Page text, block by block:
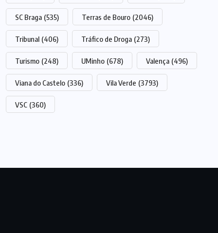
SC Braga (535) Terras de Bouro (2046)
Tribunal (406) Tráfico de Droga (273)
Turismo (248) UMinho (678) Valença (496)
Viana do Castelo (336) Vila Verde (3793)
VSC (360)